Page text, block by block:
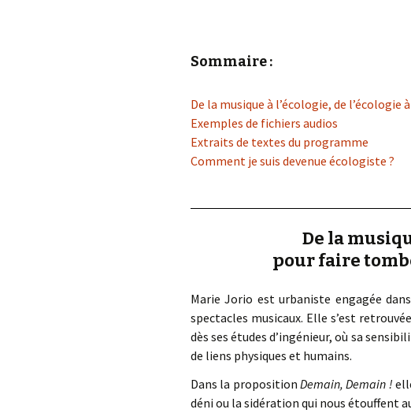
Sommaire :
De la musique à l’écologie, de l’écologie
Exemples de fichiers audios
Extraits de textes du programme
Comment je suis devenue écologiste ?
De la
pour faire
Marie Jorio est urbaniste engagée
spectacles musicaux. Elle s’est
dès ses études d’ingénieur, où sa
de liens physiques et humains.
Dans la proposition Demain, Demain !
déni ou la sidération qui nous étouffent